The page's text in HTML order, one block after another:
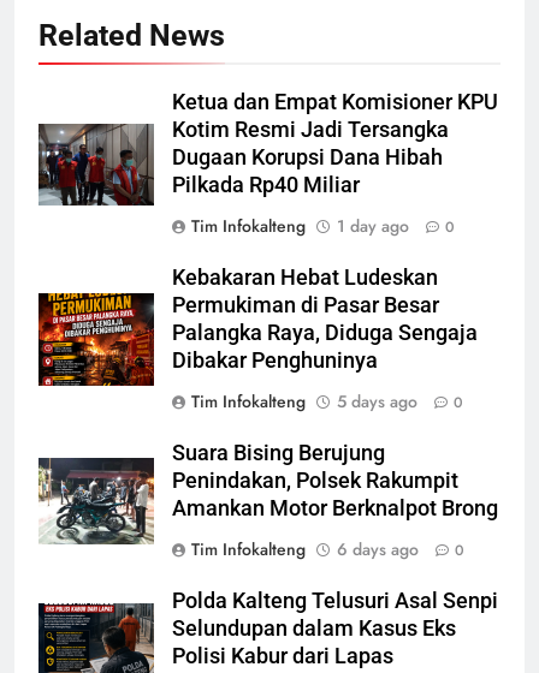
Related News
Ketua dan Empat Komisioner KPU
Kotim Resmi Jadi Tersangka
Dugaan Korupsi Dana Hibah
Pilkada Rp40 Miliar
Tim Infokalteng
1 day ago 0
Kebakaran Hebat Ludeskan
Permukiman di Pasar Besar
Palangka Raya, Diduga Sengaja
Dibakar Penghuninya
Tim Infokalteng
5 days ago 0
Suara Bising Berujung
Penindakan, Polsek Rakumpit
Amankan Motor Berknalpot Brong
Tim Infokalteng
6 days ago 0
Polda Kalteng Telusuri Asal Senpi
Selundupan dalam Kasus Eks
Polisi Kabur dari Lapas